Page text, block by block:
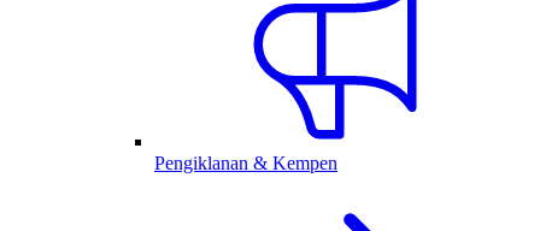
Pengiklanan & Kempen